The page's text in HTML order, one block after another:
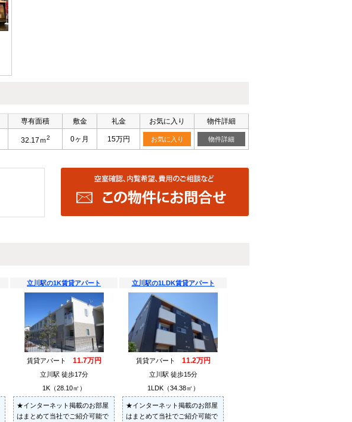
専有面積 敷金 礼金 お気に入り 物件詳細
32.17ｍ2 0ヶ月 15万円 お気に入り 物件詳細
立川駅の1K賃貸アパート
賃貸アパート 11.7万円
立川駅 徒歩17分
1K（28.10㎡）
★インターネット掲載のお部屋
はまとめて当社でご紹介可能で
立川駅の1LDK賃貸アパート
賃貸アパート 11.2万円
立川駅 徒歩15分
1LDK（34.38㎡）
★インターネット掲載のお部屋
はまとめて当社でご紹介可能で